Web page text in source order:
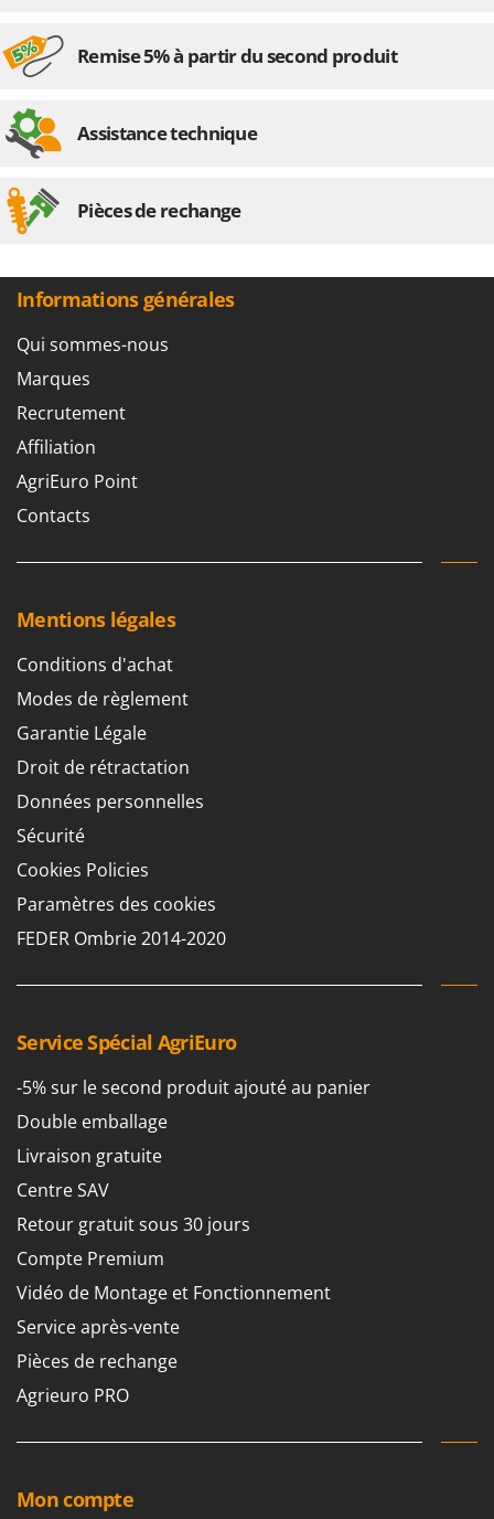
Remise 5% à partir du second produit
Assistance technique
Pièces de rechange
Informations générales
Qui sommes-nous
Marques
Recrutement
Affiliation
AgriEuro Point
Contacts
Mentions légales
Conditions d'achat
Modes de règlement
Garantie Légale
Droit de rétractation
Données personnelles
Sécurité
Cookies Policies
Paramètres des cookies
FEDER Ombrie 2014-2020
Service Spécial AgriEuro
-5% sur le second produit ajouté au panier
Double emballage
Livraison gratuite
Centre SAV
Retour gratuit sous 30 jours
Compte Premium
Vidéo de Montage et Fonctionnement
Service après-vente
Pièces de rechange
Agrieuro PRO
Mon compte